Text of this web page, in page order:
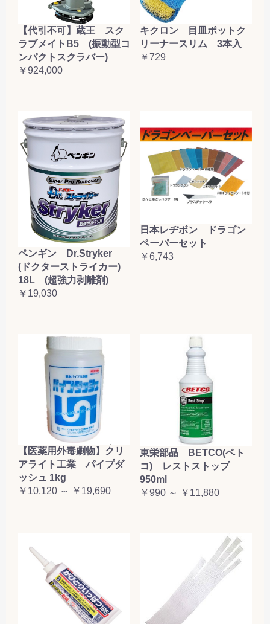
【代引不可】蔵王 スク
ラブメイトB5 (振動型コ
ンパクトスクラバー)
￥924,000
キクロン 目皿ポットク
リーナースリム 3本入
￥729
ペンギン Dr.Stryker
(ドクターストライカー)
18L (超強力剥離剤)
￥19,030
日本レヂボン ドラゴン
ペーパーセット
￥6,743
【医薬用外毒劇物】クリ
アライト工業 パイプダ
ッシュ 1kg
￥10,120 ～ ￥19,690
東栄部品 BETCO(ベト
コ) レストストップ
950ml
￥990 ～ ￥11,880